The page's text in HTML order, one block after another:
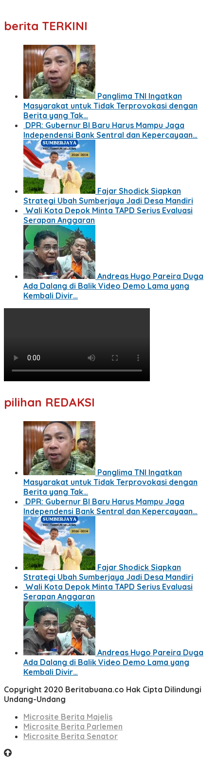
berita TERKINI
Panglima TNI Ingatkan
Masyarakat untuk Tidak Terprovokasi dengan
Berita yang Tak…
DPR: Gubernur BI Baru Harus Mampu Jaga
Independensi Bank Sentral dan Kepercayaan…
Fajar Shodick Siapkan
Strategi Ubah Sumberjaya Jadi Desa Mandiri
Wali Kota Depok Minta TAPD Serius Evaluasi
Serapan Anggaran
Andreas Hugo Pareira Duga
Ada Dalang di Balik Video Demo Lama yang
Kembali Divir…
pilihan REDAKSI
Panglima TNI Ingatkan
Masyarakat untuk Tidak Terprovokasi dengan
Berita yang Tak…
DPR: Gubernur BI Baru Harus Mampu Jaga
Independensi Bank Sentral dan Kepercayaan…
Fajar Shodick Siapkan
Strategi Ubah Sumberjaya Jadi Desa Mandiri
Wali Kota Depok Minta TAPD Serius Evaluasi
Serapan Anggaran
Andreas Hugo Pareira Duga
Ada Dalang di Balik Video Demo Lama yang
Kembali Divir…
Copyright 2020 Beritabuana.co Hak Cipta Dilindungi
Undang-Undang
Microsite Berita Majelis
Microsite Berita Parlemen
Microsite Berita Senator